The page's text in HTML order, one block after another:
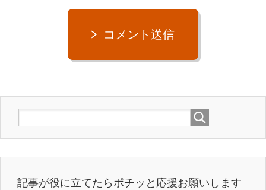
コメント送信
記事が役に立てたらポチッと応援お願いします